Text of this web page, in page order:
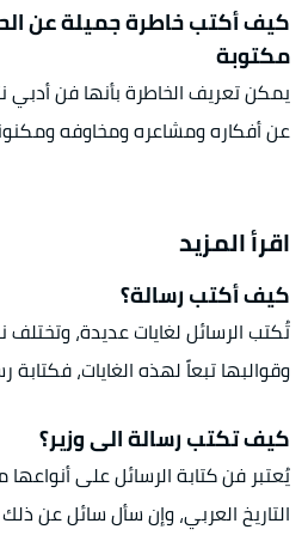
كيف أكتب خاطرة جميلة عن
مكتوبة
يمكن تعريف الخاطرة بأنها فن أدبي
عن أفكاره ومشاعره ومخاوفه
اقرأ المزيد
كيف أكتب رسالة؟
تُكتب الرسائل لغايات عديدة، وتختلف
وقوالبها تبعاً لهذه الغايات،
كيف تكتب رسالة الى وزير؟
يُعتبر فن كتابة الرسائل على
التاريخ العربي، وإن سأل سائل عن